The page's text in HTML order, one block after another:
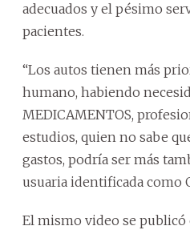
adecuados y el pésimo
pacientes.
“Los autos tienen más
humano, habiendo
MEDICAMENTOS,
estudios, quien no sabe
gastos, podría ser más
usuaria identificada como
El mismo video se publicó